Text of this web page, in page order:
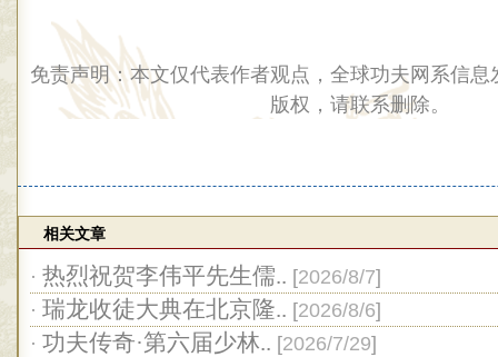
免责声明：本文仅代表作者观点，全球功夫网系信
版权，请联系删除。
相关文章
· 热烈祝贺李伟平先生儒.. [2026/8/7]
· 瑞龙收徒大典在北京隆.. [2026/8/6]
· 功夫传奇·第六届少林.. [2026/7/29]